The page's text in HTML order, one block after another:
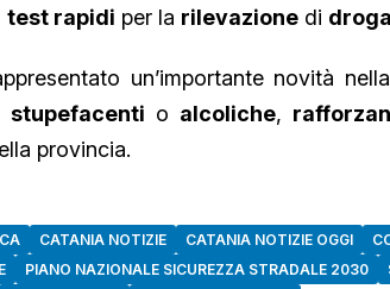
test rapidi per la rilevazione di droga
un’importante novità nella
stupefacenti o alcoliche,
provincia.
CATANIA NOTIZIE CATANIA NOTIZIE OGGI
PIANO NAZIONALE SICUREZZA STRADALE 2030